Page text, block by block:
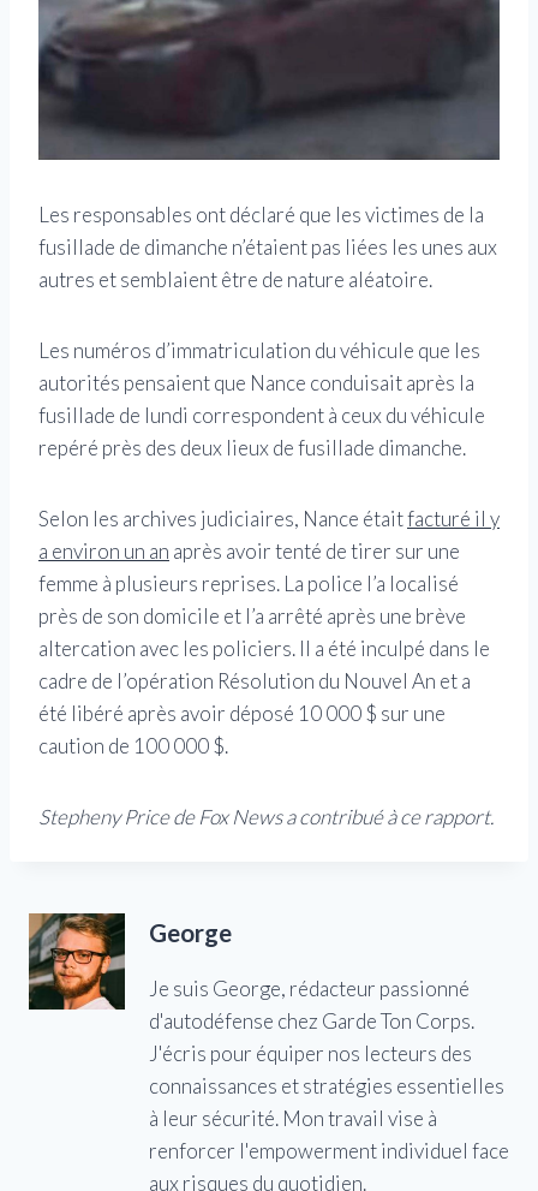
Les responsables ont déclaré que les victimes de la
fusillade de dimanche n’étaient pas liées les unes aux
autres et semblaient être de nature aléatoire.
Les numéros d’immatriculation du véhicule que les
autorités pensaient que Nance conduisait après la
fusillade de lundi correspondent à ceux du véhicule
repéré près des deux lieux de fusillade dimanche.
Selon les archives judiciaires, Nance étaitfacturé il y
a environ un an après avoir tenté de tirer sur une
femme à plusieurs reprises. La police l’a localisé
près de son domicile et l’a arrêté après une brève
altercation avec les policiers. Il a été inculpé dans le
cadre de l’opération Résolution du Nouvel An et a
été libéré après avoir déposé 10 000 $ sur une
caution de 100 000 $.
Stepheny Price de Fox News a contribué à ce rapport.
George
Je suis George, rédacteur passionné
d'autodéfense chez Garde Ton Corps.
J'écris pour équiper nos lecteurs des
connaissances et stratégies essentielles
à leur sécurité. Mon travail vise à
renforcer l'empowerment individuel face
aux risques du quotidien.